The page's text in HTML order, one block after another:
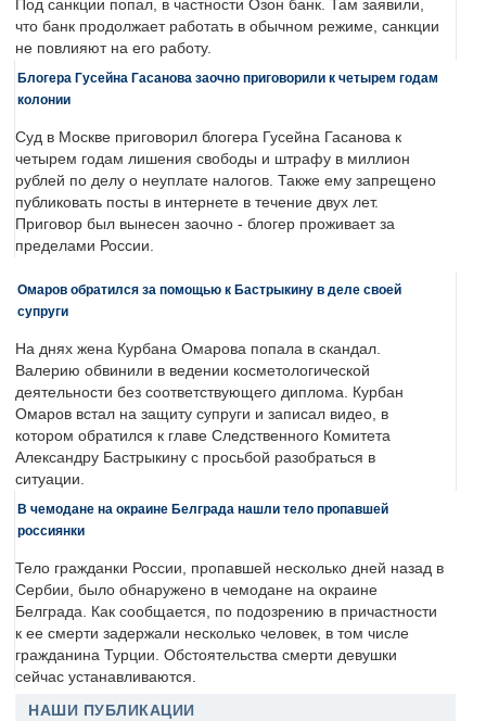
Под санкции попал, в частности Озон банк. Там заявили,
что банк продолжает работать в обычном режиме, санкции
не повлияют на его работу.
Блогера Гусейна Гасанова заочно приговорили к четырем годам
колонии
Суд в Москве приговорил блогера Гусейна Гасанова к
четырем годам лишения свободы и штрафу в миллион
рублей по делу о неуплате налогов. Также ему запрещено
публиковать посты в интернете в течение двух лет.
Приговор был вынесен заочно - блогер проживает за
пределами России.
Омаров обратился за помощью к Бастрыкину в деле своей
супруги
На днях жена Курбана Омарова попала в скандал.
Валерию обвинили в ведении косметологической
деятельности без соответствующего диплома. Курбан
Омаров встал на защиту супруги и записал видео, в
котором обратился к главе Следственного Комитета
Александру Бастрыкину с просьбой разобраться в
ситуации.
В чемодане на окраине Белграда нашли тело пропавшей
россиянки
Тело гражданки России, пропавшей несколько дней назад в
Сербии, было обнаружено в чемодане на окраине
Белграда. Как сообщается, по подозрению в причастности
к ее смерти задержали несколько человек, в том числе
гражданина Турции. Обстоятельства смерти девушки
сейчас устанавливаются.
НАШИ ПУБЛИКАЦИИ